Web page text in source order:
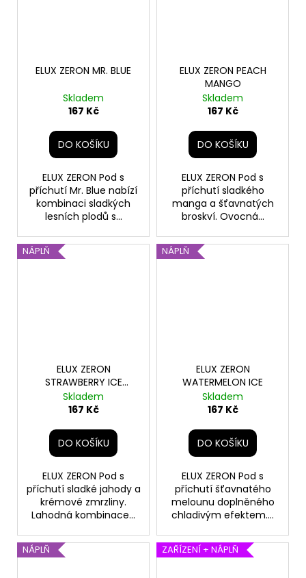
ELUX ZERON MR. BLUE
Skladem
167 Kč
DO KOŠÍKU
ELUX ZERON Pod s
příchutí Mr. Blue nabízí
kombinaci sladkých
lesních plodů s...
ELUX ZERON PEACH
MANGO
Skladem
167 Kč
DO KOŠÍKU
ELUX ZERON Pod s
příchutí sladkého
manga a šťavnatých
broskví. Ovocná...
NÁPLŇ
ELUX ZERON
STRAWBERRY ICE
CREAM
Skladem
167 Kč
DO KOŠÍKU
ELUX ZERON Pod s
příchutí sladké jahody a
krémové zmrzliny.
Lahodná kombinace...
NÁPLŇ
ELUX ZERON
WATERMELON ICE
Skladem
167 Kč
DO KOŠÍKU
ELUX ZERON Pod s
příchutí šťavnatého
melounu doplněného
chladivým efektem....
NÁPLŇ ZAŘÍZENÍ + NÁPLŇ